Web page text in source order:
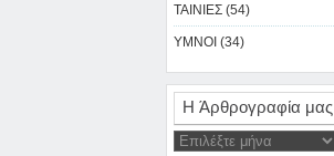
ΤΑΙΝΙΕΣ (54)
ΥΜΝΟΙ (34)
Η Άρθρογραφία μας